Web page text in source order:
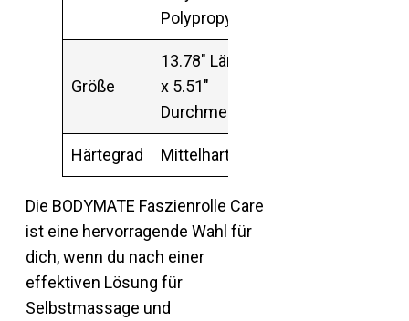
Polypropylen
Größe
13.78″ Länge
x 5.51″
Durchmesser
Härtegrad Mittelhart
Die BODYMATE Faszienrolle Care
ist eine hervorragende Wahl für
dich, wenn du nach einer
effektiven Lösung für
Selbstmassage und